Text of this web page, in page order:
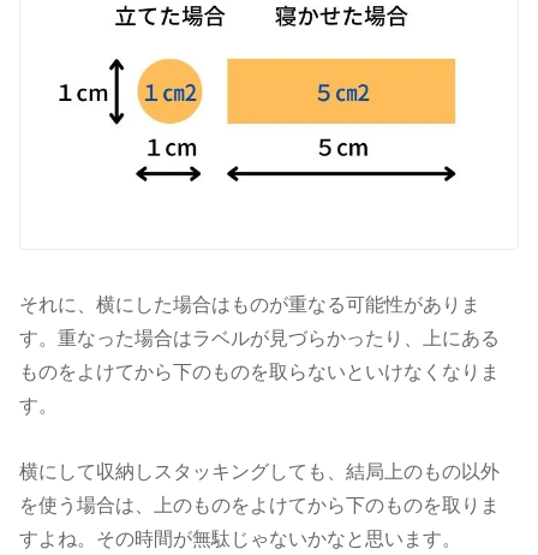
それに、横にした場合はものが重なる可能性がありま
す。重なった場合はラベルが見づらかったり、上にある
ものをよけてから下のものを取らないといけなくなりま
す。
横にして収納しスタッキングしても、結局上のもの以外
を使う場合は、上のものをよけてから下のものを取りま
すよね。その時間が無駄じゃないかなと思います。